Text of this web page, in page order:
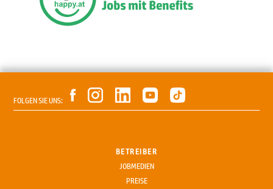
FOLGEN SIE UNS:
BETREIBER
JOBMEDIEN
PREISE